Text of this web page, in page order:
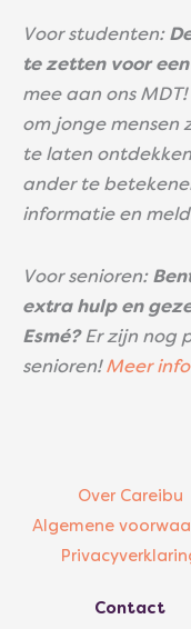
Voor studenten:
te zetten voor
mee aan ons
om jonge mensen
te laten
ander te
informatie en
Voor senioren:
extra hulp en
Esmé?Er zijn nog
senioren!Meer
Over Careibu
Algemene
Contact